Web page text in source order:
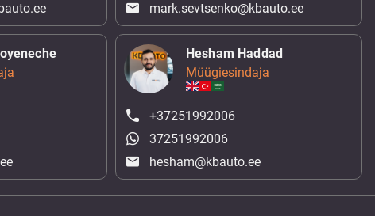
mark.sevtsenko@kbauto.ee
Hesham Haddad
Müügiesindaja
+37251992006
37251992006
hesham@kbauto.ee